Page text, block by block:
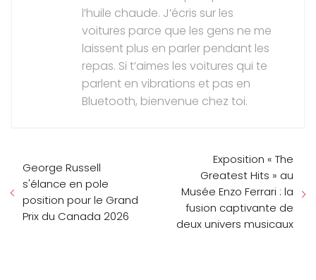
l’huile chaude. J’écris sur les
voitures parce que les gens ne me
laissent plus en parler pendant les
repas. Si t’aimes les voitures qui te
parlent en vibrations et pas en
Bluetooth, bienvenue chez toi.
George Russell
s'élance en pole
position pour le Grand
Prix du Canada 2026
Exposition « The
Greatest Hits » au
Musée Enzo Ferrari : la
fusion captivante de
deux univers musicaux